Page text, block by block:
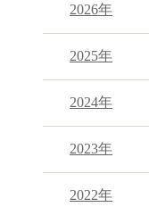
2026年
2025年
2024年
2023年
2022年